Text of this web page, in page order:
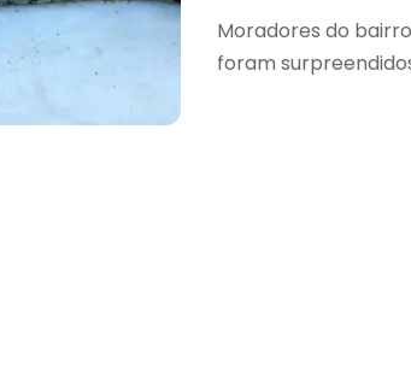
Moradores do
foram